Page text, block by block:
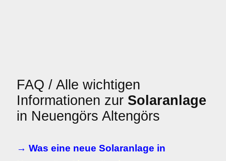
FAQ / Alle wichtigen
Informationen zur Solaranlage
in Neuengörs Altengörs
→ Was eine neue Solaranlage in